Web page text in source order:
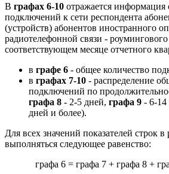
В графах 6-10 отражается информация
подключений к сети респондента
(устройств) абонентов иностранного
радиотелефонной связи -
соответствующем месяце отчетного
в графе 6 - общее количество
в графах 7-10 - распределение
подключений по
графа 8 - 2-5 дней, графа 9 - 6-14
дней и более).
Для всех значений показателей строк
выполняться следующее равенство:
графа 6 = графа 7 + графа 8 +